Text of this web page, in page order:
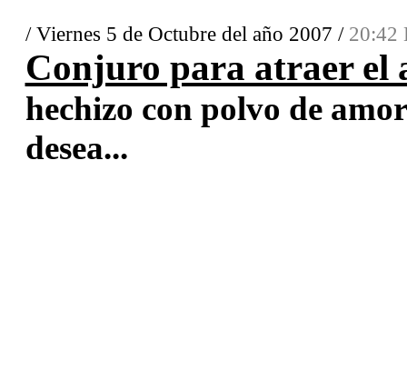
/ Viernes 5 de Octubre del año 2007 / 20:42
Conjuro para atraer el
hechizo con polvo de
desea...